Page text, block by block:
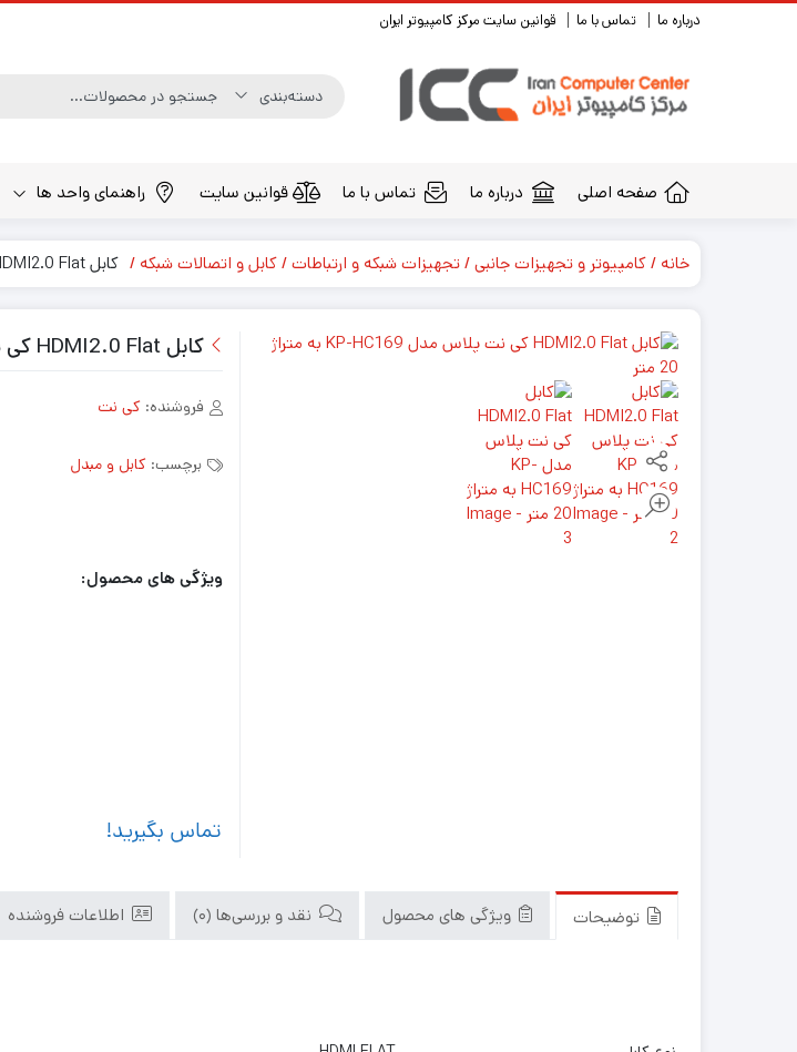
درباره ما تماس با ما قوانین سایت مرکز کامپیوتر ایران
صفحه اصلی درباره ما تماس با ما قوانین سایت راهنمای واحد ها
خانه کامپیوتر و تجهیزات جانبی تجهیزات شبکه و ارتباطات کابل و اتصالات شبکه کابل HDMI2.0 Flat کی نت پلاس مدل KP-HC169 به متراژ 20 متر
کابل HDMI2.0 Flat کی نت پلاس مدل KP-HC169 به متراژ 20 متر
فروشنده:کی نت
برچسب:کابل و مبدل
ویژگی های محصول:
تماس بگیرید!
توضیحات ویژگی های محصول نقد و بررسی‌ها (0) اطلاعات فروشنده